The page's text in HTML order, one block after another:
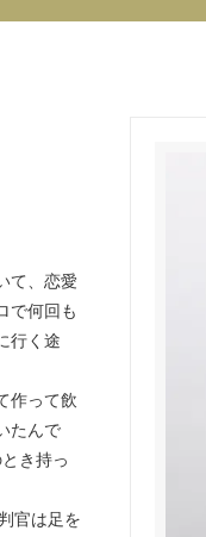
て、恋愛
で何回も
行く途
作って飲
たんで
き持っ
官は足を